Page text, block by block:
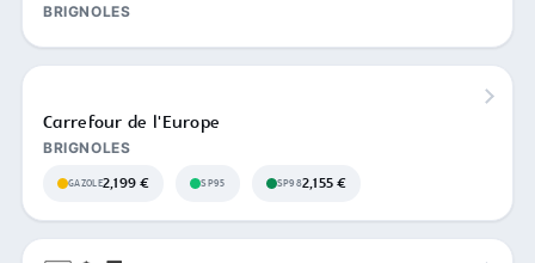
BRIGNOLES
Carrefour de l'Europe
BRIGNOLES
GAZOLE2,199 € SP95 SP982,155 €